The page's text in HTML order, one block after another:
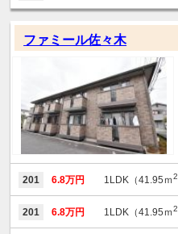
ファミール佐々木
201 6.8万円 1LDK（41.95ｍ2
201 6.8万円 1LDK（41.95ｍ2